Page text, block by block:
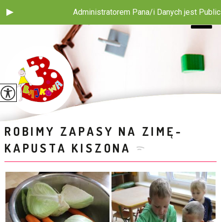
Administratorem Pana/i Danych jest Publiczne
ROBIMY ZAPASY NA ZIMĘ-
KAPUSTA KISZONA